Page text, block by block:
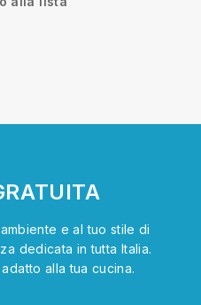
e al tuo stile di
dedicata in tutta Italia.
alla tua cucina.